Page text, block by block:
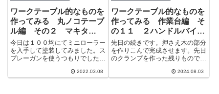
ワークテーブル的なものを
作ってみる 丸ノコテーブ
ル編 その２ マキタ
(Makita) 2703
今日は１００均にてミニローラー
を入手して塗装してみました。ス
プレーガンを使うつもりでした
ー塗りでやってみました。細かい
2022.03.08
ワークテーブル的なものを
作ってみる 作業台編 そ
の１１ ２ハンドルバイス
（モクソンバイス）を作っ
てみた
先日の続きです。押さえ木の部分
を作りこんで完成させます。先日
のクランプを作った残りもので
を使います。鉋を掛けて綺麗にし
2024.08.03